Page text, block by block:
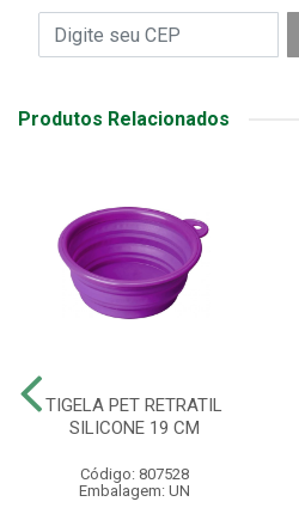
Produtos Relacionados
TIGELA PET RETRATIL
SILICONE 19 CM
Código: 807528
Embalagem: UN